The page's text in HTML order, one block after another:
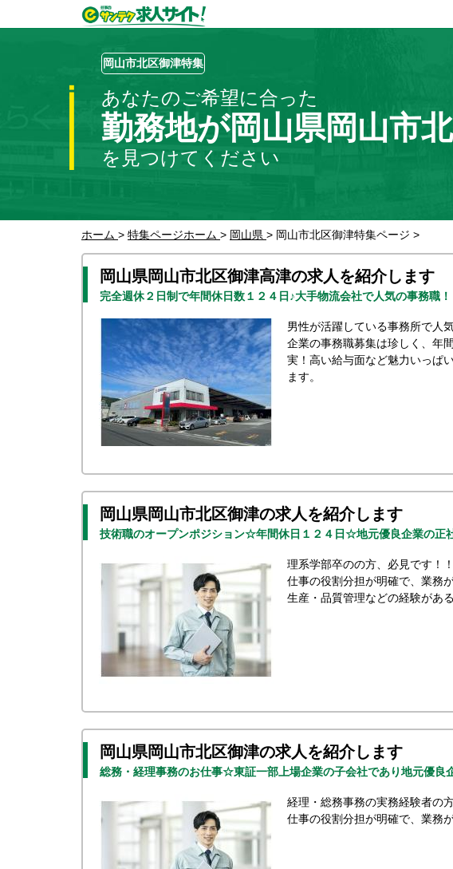
岡山市北区御津特集
あなたのご希望に合った
勤務地が岡山県岡山市
を見つけてください
ホーム > 特集ページホーム > 岡山県 > 岡山市北区御津特集ページ >
岡山県岡山市北区御津高津の求人を紹介します
完全週休２日制で年間休日数１２４日♪大手物流会社で人気の事務職！
男性が活躍している事務所で人
企業の事務職募集は珍しく、年
実！高い給与面など魅力いっぱ
ます。
岡山県岡山市北区御津の求人を紹介します
技術職のオープンポジション☆年間休日１２４日☆地元優良企業の正
理系学部卒のの方、必見です！！
仕事の役割分担が明確で、業務
生産・品質管理などの経験があ
岡山県岡山市北区御津の求人を紹介します
総務・経理事務のお仕事☆東証一部上場企業の子会社であり地元優良
経理・総務事務の実務経験者の
仕事の役割分担が明確で、業務